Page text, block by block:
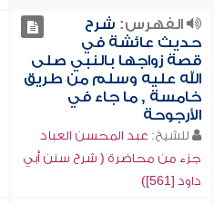
الفهرس: شرح
حديث عائشة في
قصة زواجها بالنبي صلى
الله عليه وسلم من طريق
خامسة , ما جاء في
الأرجوحة
للشيخ: عبد المحسن العباد
جزء من محاضرة ( شرح سنن أبي
داود [561])